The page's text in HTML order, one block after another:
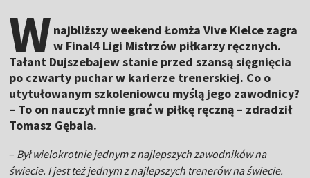
W najbliższy weekend Łomża Vive Kielce zagra
w Final4 Ligi Mistrzów piłkarzy ręcznych.
Tałant Dujszebajew stanie przed szansą sięgnięcia
po czwarty puchar w karierze trenerskiej. Co o
utytułowanym szkoleniowcu myślą jego zawodnicy?
– To on nauczył mnie grać w piłkę ręczną – zdradził
Tomasz Gębala.
– Był wielokrotnie jednym z najlepszych zawodników na
świecie. I jest też jednym z najlepszych trenerów na świecie.